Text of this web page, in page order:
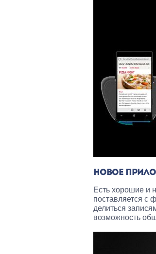
НОВОЕ
Есть хорошие и
поставляется с
делиться
возможность